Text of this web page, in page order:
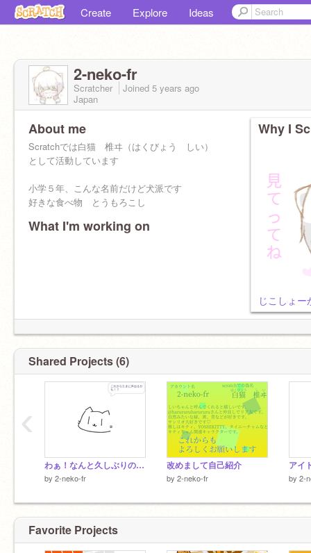
Create Explore Ideas
2-neko-fr
Scratcher Joined 5 years ago
Japan
About me
Scratchでは白猫 椎ヰ（はくびょう しい）
として活動しています
小学５年、こんな名前だけど犬派です
好きな食べ物 とうもろこし
角川つばさ文庫の
好きなこと嬉しい楽しい話たくさんしたいです
よろしくおねがいします
What I'm working on
Why I
じこしょー
Shared Projects (6)
わぁ！なんと久しぶりの投稿でしょう！
by 2-neko-fr
改めまして自己紹介
by 2-neko-fr
アイ
by 2-
‹
Favorite Projects